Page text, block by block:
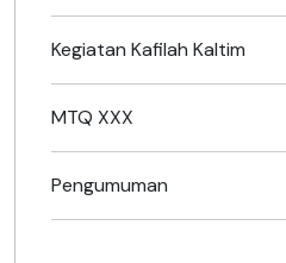
Kegiatan Kafilah Kaltim
MTQ XXX
Pengumuman